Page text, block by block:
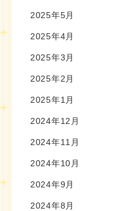
2025年5月
2025年4月
2025年3月
2025年2月
2025年1月
2024年12月
2024年11月
2024年10月
2024年9月
2024年8月